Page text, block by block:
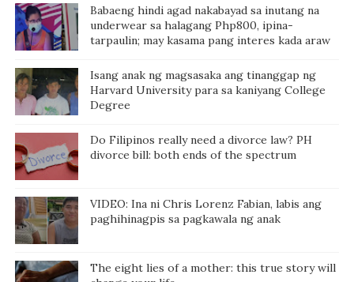
Babaeng hindi agad nakabayad sa inutang na
underwear sa halagang Php800, ipina-
tarpaulin; may kasama pang interes kada araw
Isang anak ng magsasaka ang tinanggap ng
Harvard University para sa kaniyang College
Degree
Do Filipinos really need a divorce law? PH
divorce bill: both ends of the spectrum
VIDEO: Ina ni Chris Lorenz Fabian, labis ang
paghihinagpis sa pagkawala ng anak
The eight lies of a mother: this true story will